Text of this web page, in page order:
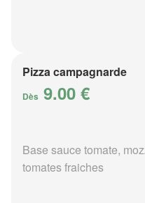
Pizza campagnarde
Dès 9.00 €
Base sauce tomate,
tomates fraiches